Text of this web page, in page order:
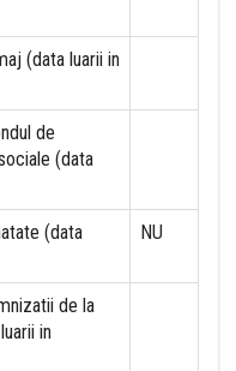
(data luarii in
de
(data
(data
NU
de la
in